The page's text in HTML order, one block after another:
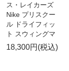
ス・レイカーズ
Nike プリスクー
ル ドライフィッ
ト スウィングマ
18,300円(税込)